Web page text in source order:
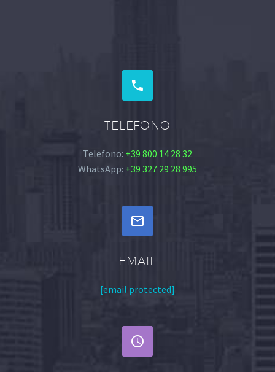


TELEFONO
Telefono: +39 800 14 28 32
WhatsApp: +39 327 29 28 995


EMAIL
[email protected]

